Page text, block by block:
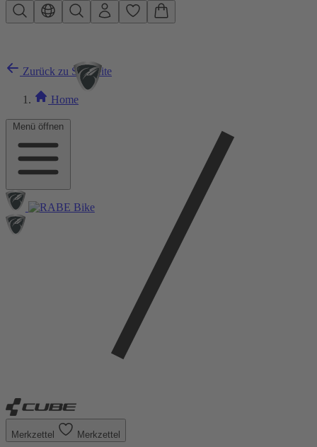
Zum Hauptinhalt springen
Menü öffnen
Zurück zu Startseite
Home
Merkzettel Merkzettel